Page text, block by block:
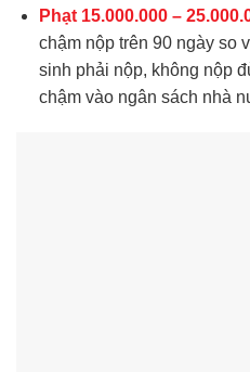
Phạt 15.000.000 –
chậm nộp trên 90 ngày so
sinh phải nộp, không nộp
chậm vào ngân sách nhà